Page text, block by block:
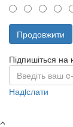
Продовжити
Підпишіться на
Надiслати